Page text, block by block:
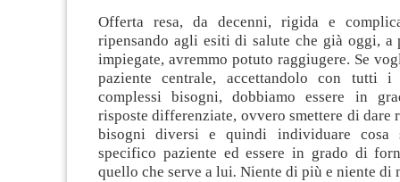
Offerta resa, da decenni, rigida e
ripensando agli esiti di salute che già oggi, a
impiegate, avremmo potuto raggiugere. Se
paziente centrale, accettandolo con tutti
complessi bisogni, dobbiamo essere in
risposte differenziate, ovvero smettere di dare
bisogni diversi e quindi individuare cosa
specifico paziente ed essere in grado di
quello che serve a lui. Niente di più e niente di